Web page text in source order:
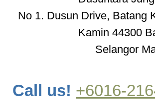
No 1. Dusun Drive, Batang
Kamin 44300
Selangor
Call us! +6016-